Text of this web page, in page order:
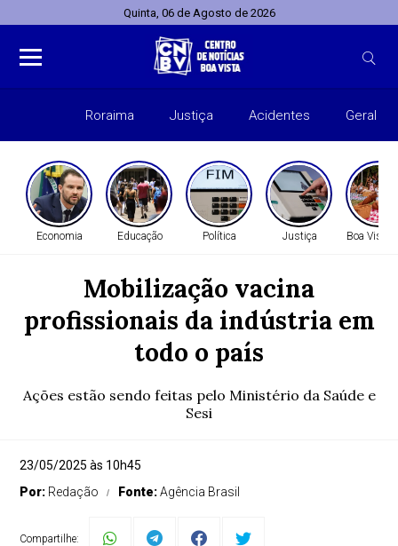
Quinta, 06 de Agosto de 2026
Roraima Justiça Acidentes Geral
Economia Educação Política Justiça Boa Vista -
Mobilização vacina
profissionais da indústria em
todo o país
Ações estão sendo feitas pelo Ministério da Saúde e
Sesi
23/05/2025 às 10h45
Por: Redação Fonte:Agência Brasil
Compartilhe: